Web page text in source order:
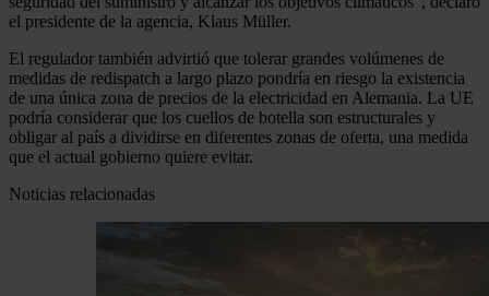
el presidente de la agencia, Klaus Müller.
El regulador también advirtió que tolerar grandes volúmenes de
medidas de redispatch a largo plazo pondría en riesgo la existencia
de una única zona de precios de la electricidad en Alemania. La UE
podría considerar que los cuellos de botella son estructurales y
obligar al país a dividirse en diferentes zonas de oferta, una medida
que el actual gobierno quiere evitar.
Noticias relacionadas